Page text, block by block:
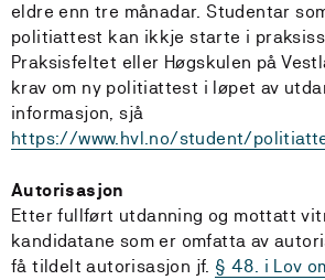
eldre enn tre månadar. Studentar
politiattest kan ikkje starte i
Praksisfeltet eller Høgskulen på
krav om ny politiattest i løpet av
informasjon, sjå
https://www.hvl.no/student/
Autorisasjon
Etter fullført utdanning og mottatt
kandidatane som er omfatta av
få tildelt autorisasjon jf. § 48. i Lov